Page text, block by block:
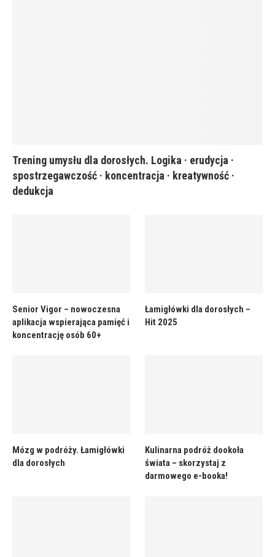
Trening umysłu dla dorosłych. Logika · erudycja ·
spostrzegawczość · koncentracja · kreatywność ·
dedukcja
Senior Vigor – nowoczesna
aplikacja wspierająca pamięć i
koncentrację osób 60+
Łamigłówki dla dorosłych –
Hit 2025
Mózg w podróży. Łamigłówki
dla dorosłych
Kulinarna podróż dookoła
świata – skorzystaj z
darmowego e-booka!